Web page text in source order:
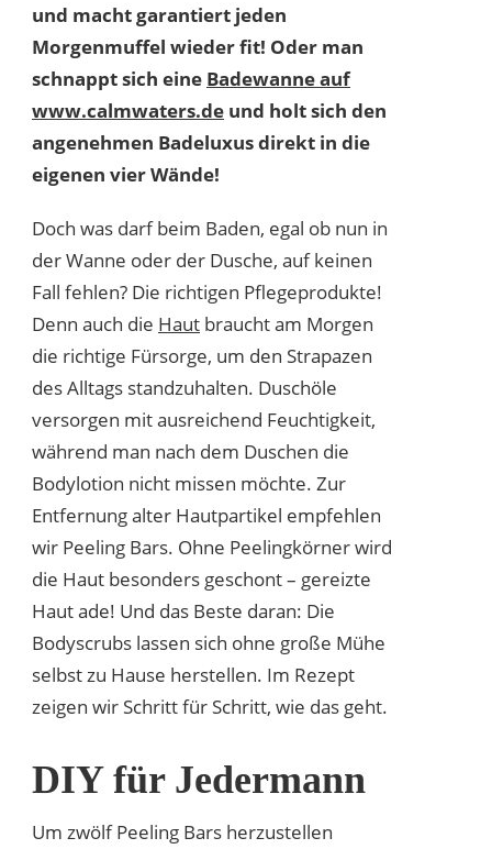
und macht garantiert jeden
Morgenmuffel wieder fit! Oder man
schnappt sich eine Badewanne auf
www.calmwaters.de und holt sich den
angenehmen Badeluxus direkt in die
eigenen vier Wände!
Doch was darf beim Baden, egal ob nun in
der Wanne oder der Dusche, auf keinen
Fall fehlen? Die richtigen Pflegeprodukte!
Denn auch die Haut braucht am Morgen
die richtige Fürsorge, um den Strapazen
des Alltags standzuhalten. Duschöle
versorgen mit ausreichend Feuchtigkeit,
während man nach dem Duschen die
Bodylotion nicht missen möchte. Zur
Entfernung alter Hautpartikel empfehlen
wir Peeling Bars. Ohne Peelingkörner wird
die Haut besonders geschont – gereizte
Haut ade! Und das Beste daran: Die
Bodyscrubs lassen sich ohne große Mühe
selbst zu Hause herstellen. Im Rezept
zeigen wir Schritt für Schritt, wie das geht.
DIY für Jedermann
Um zwölf Peeling Bars herzustellen